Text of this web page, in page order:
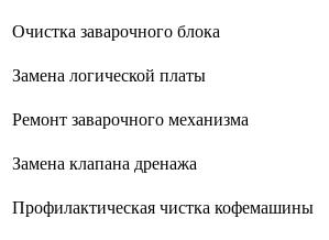
Очистка заварочного блока
Замена логической платы
Ремонт заварочного механизма
Замена клапана дренажа
Профилактическая чистка кофемашины